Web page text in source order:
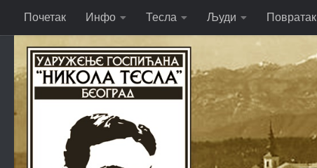
Skip to content
Почетак Инфо Тесла Људи Повратак